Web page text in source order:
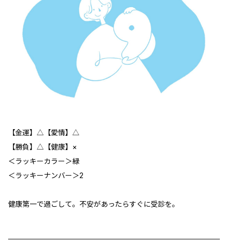
【金運】△【愛情】△
【勝負】△【健康】×
＜ラッキーカラー＞緑
＜ラッキーナンバー＞2
健康第一で過ごして。不安があったらすぐに受診を。